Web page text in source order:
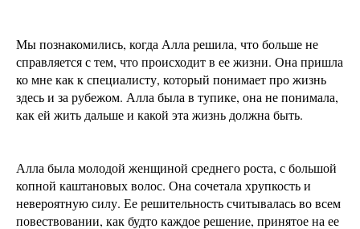
Мы познакомились, когда Алла решила, что больше не
справляется с тем, что происходит в ее жизни. Она пришла
ко мне как к специалисту, который понимает про жизнь
здесь и за рубежом. Алла была в тупике, она не понимала,
как ей жить дальше и какой эта жизнь должна быть.
Алла была молодой женщиной среднего роста, с большой
копной каштановых волос. Она сочетала хрупкость и
невероятную силу. Ее решительность считывалась во всем
повествовании, как будто каждое решение, принятое на ее